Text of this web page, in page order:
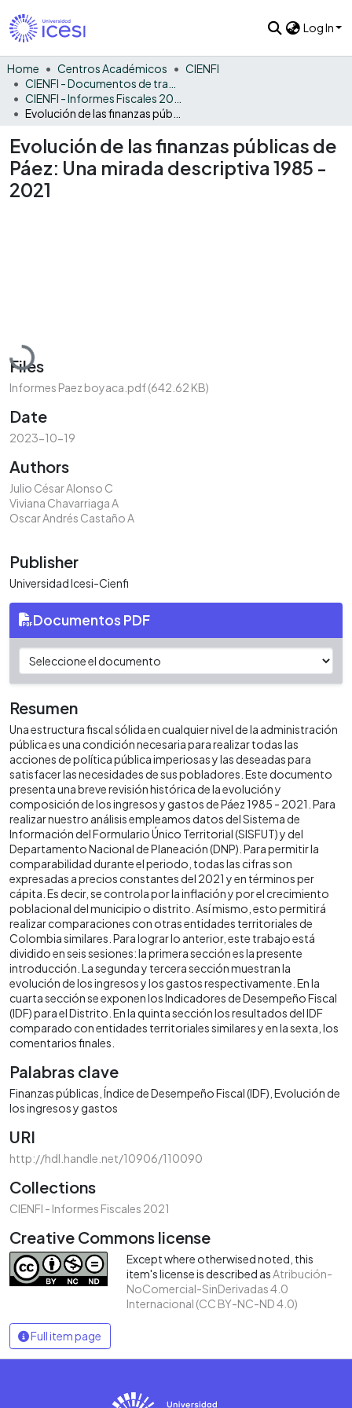
Log In
Home Centros Académicos
CIENFI
Evolución de las finanzas públicas de
Páez: Una mirada descriptiva 1985 -
2021
Loading...
Files
Informes Paez boyaca.pdf(642.62 KB)
Date
2023-10-19
Authors
Julio César Alonso C
Viviana Chavarriaga A
Oscar Andrés Castaño A
Publisher
Universidad Icesi-Cienfi
Documentos PDF
Resumen
Una estructura fiscal sólida en cualquier nivel de la administración
pública es una condición necesaria para realizar todas las
acciones de política pública imperiosas y las deseadas para
satisfacer las necesidades de sus pobladores. Este documento
presenta una breve revisión histórica de la evolución y
composición de los ingresos y gastos de Páez 1985 - 2021. Para
realizar nuestro análisis empleamos datos del Sistema de
Información del Formulario Único Territorial (SISFUT) y del
Departamento Nacional de Planeación (DNP). Para permitir la
comparabilidad durante el periodo, todas las cifras son
expresadas a precios constantes del 2021 y en términos per
cápita. Es decir, se controla por la inflación y por el crecimiento
poblacional del municipio o distrito. Así mismo, esto permitirá
realizar comparaciones con otras entidades territoriales de
Colombia similares. Para lograr lo anterior, este trabajo está
dividido en seis sesiones: la primera sección es la presente
introducción. La segunda y tercera sección muestran la
evolución de los ingresos y los gastos respectivamente. En la
cuarta sección se exponen los Indicadores de Desempeño Fiscal
(IDF) para el Distrito. En la quinta sección los resultados del IDF
comparado con entidades territoriales similares y en la sexta, los
comentarios finales.
Palabras clave
Finanzas públicas Índice de Desempeño Fiscal (IDF) Evolución de
los ingresos y gastos
URI
http://hdl.handle.net/10906/110090
Collections
CIENFI - Informes Fiscales 2021
Creative Commons license
Except where otherwised noted, this
item's license is described asAtribución-
NoComercial-SinDerivadas 4.0
Internacional (CC BY-NC-ND 4.0)
Full item page